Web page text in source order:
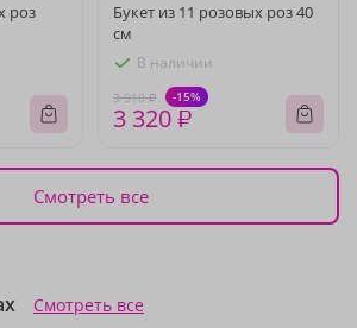
роз
Букет из 11 розовых роз 40
см
В наличии
3 910 ₽ -15%
3 320 ₽
Смотреть все
Смотреть все